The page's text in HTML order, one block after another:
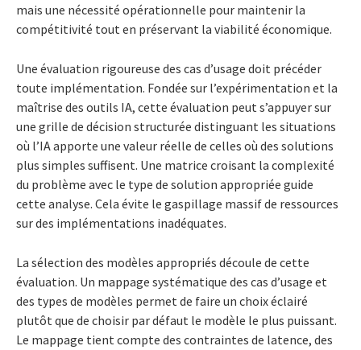
mais une nécessité opérationnelle pour maintenir la
compétitivité tout en préservant la viabilité économique.
Une évaluation rigoureuse des cas d’usage doit précéder
toute implémentation. Fondée sur l’expérimentation et la
maîtrise des outils IA, cette évaluation peut s’appuyer sur
une grille de décision structurée distinguant les situations
où l’IA apporte une valeur réelle de celles où des solutions
plus simples suffisent. Une matrice croisant la complexité
du problème avec le type de solution appropriée guide
cette analyse. Cela évite le gaspillage massif de ressources
sur des implémentations inadéquates.
La sélection des modèles appropriés découle de cette
évaluation. Un mappage systématique des cas d’usage et
des types de modèles permet de faire un choix éclairé
plutôt que de choisir par défaut le modèle le plus puissant.
Le mappage tient compte des contraintes de latence, des